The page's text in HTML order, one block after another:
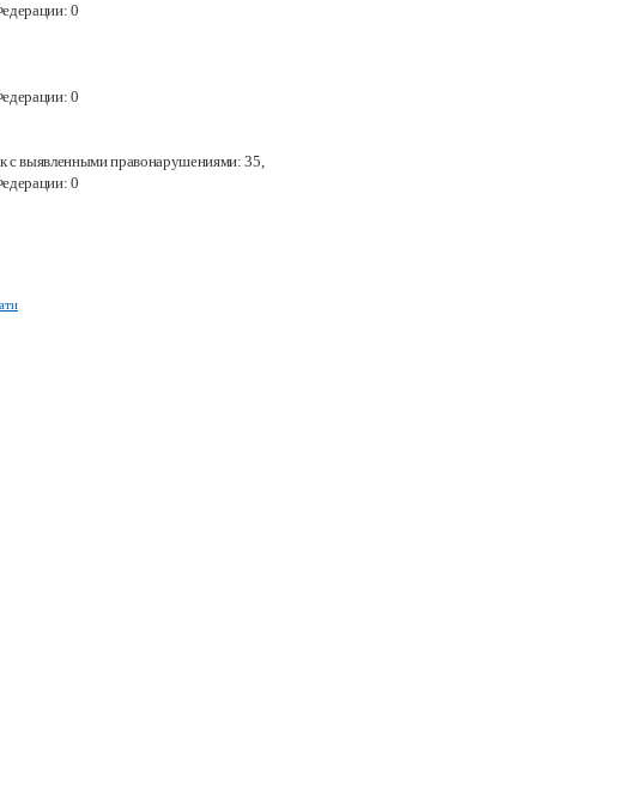
0
0
с выявленными правонарушениями: 35,
0